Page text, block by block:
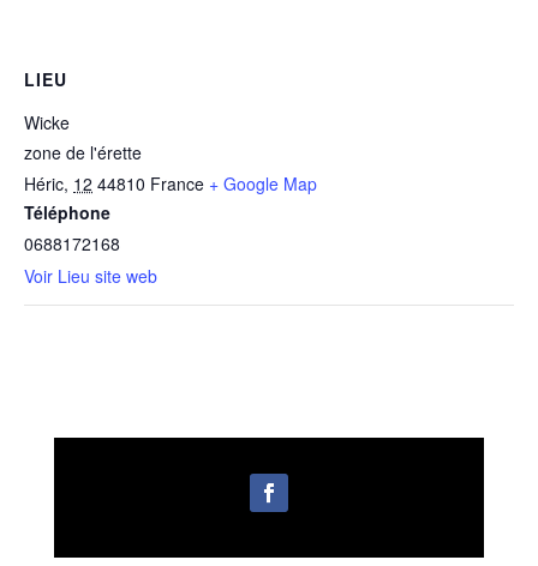
LIEU
Wicke
zone de l'érette
Héric, 12 44810 France + Google Map
Téléphone
0688172168
Voir Lieu site web